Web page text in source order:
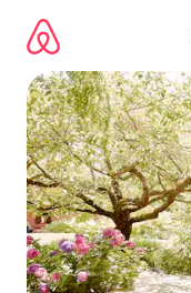
directement
contenu